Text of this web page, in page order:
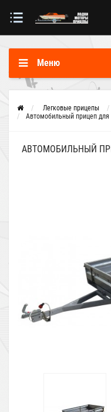
Меню
Легковые прицепы
Автомобильный прицеп
АВТОМОБИЛЬНЫЙ